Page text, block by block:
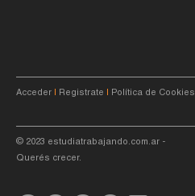
Acceder Registrate Política de Cookies
© 2023 estudiatrabajando.com.ar -
Querés crecer.